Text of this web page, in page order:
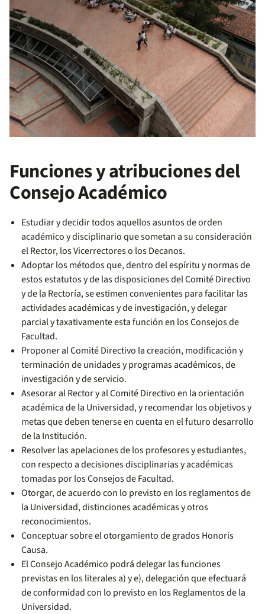
Funciones y atribuciones del
Consejo Académico
Estudiar y decidir todos aquellos asuntos de orden
académico y disciplinario que sometan a su consideración
el Rector, los Vicerrectores o los Decanos.
Adoptar los métodos que, dentro del espíritu y normas de
estos estatutos y de las disposiciones del Comité Directivo
y de la Rectoría, se estimen convenientes para facilitar las
actividades académicas y de investigación, y delegar
parcial y taxativamente esta función en los Consejos de
Facultad.
Proponer al Comité Directivo la creación, modificación y
terminación de unidades y programas académicos, de
investigación y de servicio.
Asesorar al Rector y al Comité Directivo en la orientación
académica de la Universidad, y recomendar los objetivos y
metas que deben tenerse en cuenta en el futuro desarrollo
de la Institución.
Resolver las apelaciones de los profesores y estudiantes,
con respecto a decisiones disciplinarias y académicas
tomadas por los Consejos de Facultad.
Otorgar, de acuerdo con lo previsto en los reglamentos de
la Universidad, distinciones académicas y otros
reconocimientos.
Conceptuar sobre el otorgamiento de grados Honoris
Causa.
El Consejo Académico podrá delegar las funciones
previstas en los literales a) y e), delegación que efectuará
de conformidad con lo previsto en los Reglamentos de la
Universidad.